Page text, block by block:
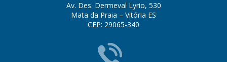
Av. Des. Dermeval Lyrio, 530
Mata da Praia – Vitória ES
CEP: 29065-340